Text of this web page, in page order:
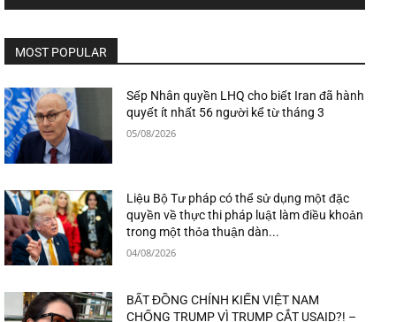
MOST POPULAR
Sếp Nhân quyền LHQ cho biết Iran đã hành
quyết ít nhất 56 người kể từ tháng 3
05/08/2026
Liệu Bộ Tư pháp có thể sử dụng một đặc
quyền về thực thi pháp luật làm điều khoản
trong một thỏa thuận dàn...
04/08/2026
BẤT ĐỒNG CHÍNH KIẾN VIỆT NAM
CHỐNG TRUMP VÌ TRUMP CẮT USAID?! –